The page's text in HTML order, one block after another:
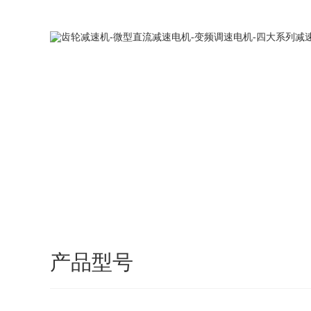
产品型号